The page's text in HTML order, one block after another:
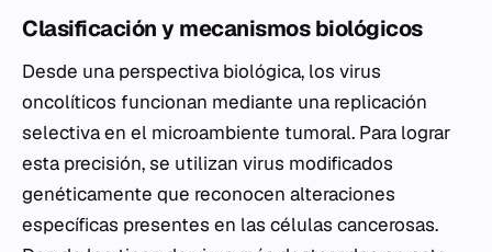
Clasificación y mecanismos biológicos
Desde una perspectiva biológica, los virus
oncolíticos funcionan mediante una replicación
selectiva en el microambiente tumoral. Para lograr
esta precisión, se utilizan virus modificados
genéticamente que reconocen alteraciones
específicas presentes en las células cancerosas.